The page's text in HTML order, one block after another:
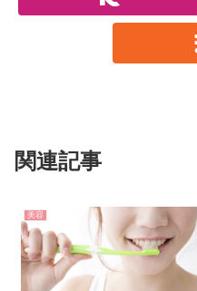
関連記事
美容